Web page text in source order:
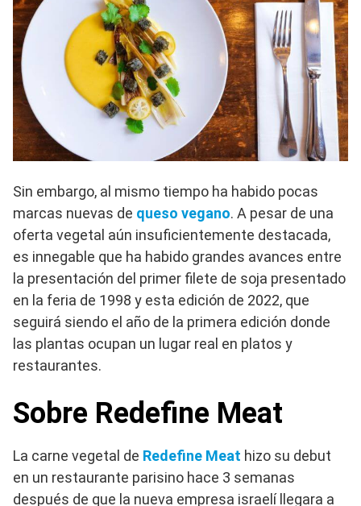
Sin embargo, al mismo tiempo ha habido pocas
marcas nuevas de queso vegano. A pesar de una
oferta vegetal aún insuficientemente destacada,
es innegable que ha habido grandes avances entre
la presentación del primer filete de soja presentado
en la feria de 1998 y esta edición de 2022, que
seguirá siendo el año de la primera edición donde
las plantas ocupan un lugar real en platos y
restaurantes.
Sobre Redefine Meat
La carne vegetal de Redefine Meat hizo su debut
en un restaurante parisino hace 3 semanas
después de que la nueva empresa israelí llegara a